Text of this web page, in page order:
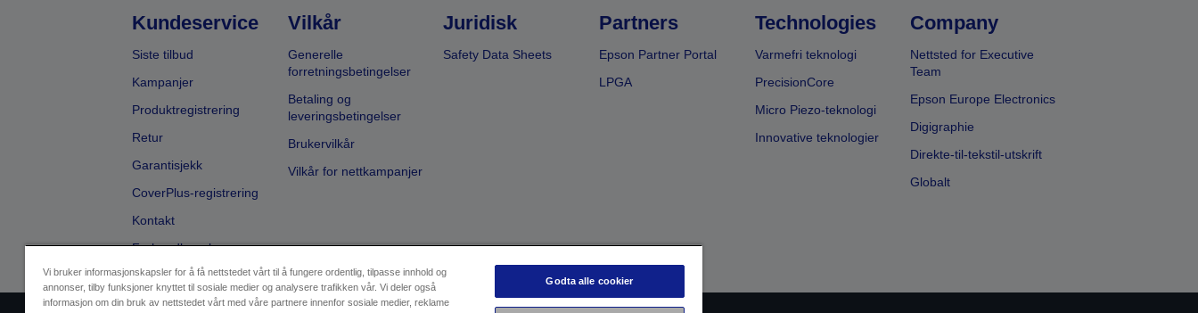
Kundeservice
Siste tilbud
Kampanjer
Produktregistrering
Retur
Garantisjekk
CoverPlus-registrering
Kontakt
Forhandlersøk
Vilkår
Generelle
forretningsbetingelser
Betaling og
leveringsbetingelser
Brukervilkår
Vilkår for nettkampanjer
Juridisk
Safety Data Sheets
Partners
Epson Partner Portal
LPGA
Technologies
Varmefri teknologi
PrecisionCore
Micro Piezo-teknologi
Innovative teknologier
Company
Nettsted for Executive
Team
Epson Europe Electronics
Digigraphie
Direkte-til-tekstil-utskrift
Globalt
Vi bruker informasjonskapsler for å få nettstedet vårt til å fungere ordentlig, tilpasse innhold og
annonser, tilby funksjoner knyttet til sosiale medier og analysere trafikken vår. Vi deler også
informasjon om din bruk av nettstedet vårt med våre partnere innenfor sosiale medier, reklame
Godta alle cookier